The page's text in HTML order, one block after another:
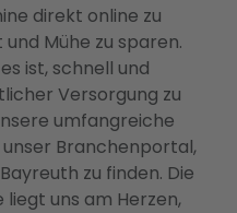
direkt online zu
Mühe zu sparen.
ist, schnell und
Versorgung zu
umfangreiche
Branchenportal,
zu finden. Die
uns am Herzen,